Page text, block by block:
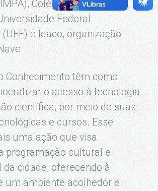
Colégio Pedro II,
Federal
e Idaco, organização
Conhecimento têm como
o acesso à tecnologia
científica, por meio de suas
e cursos. Esse
uma ação que visa
programação cultural e
da cidade, oferecendo à
um ambiente acolhedor e